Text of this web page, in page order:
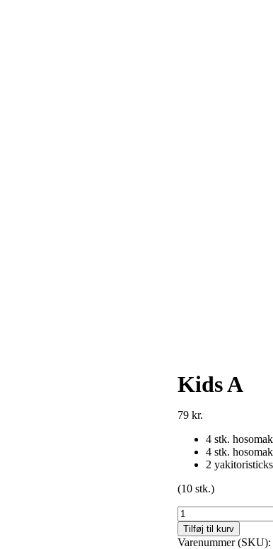
Kids A
79 kr.
4 stk.
4 stk.
2
(10 stk.)
Kids
A
antal
Tilføj til kurv
Varenummer (SKU):